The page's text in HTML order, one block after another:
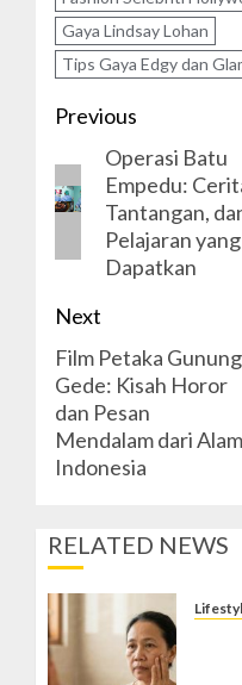
Gaya Lindsay Lohan
Tips Gaya Edgy dan
Post
navigation
Previous
Previous
post:
Operasi Batu
Empedu:
Tantangan,
Pelajaran
Dapatkan
Next
Next
post:
Film Petaka Gunung
Gede: Kisah Horor
dan Pesan
Mendalam dari Alam
Indonesia
RELATED NEWS